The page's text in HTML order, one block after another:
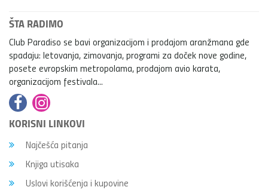
ŠTA RADIMO
Club Paradiso se bavi organizacijom i prodajom aranžmana gde
spadaju: letovanja, zimovanja, programi za doček nove godine,
posete evropskim metropolama, prodajom avio karata,
organizacijom festivala...
KORISNI LINKOVI
Najčešća pitanja
Knjiga utisaka
Uslovi korišćenja i kupovine